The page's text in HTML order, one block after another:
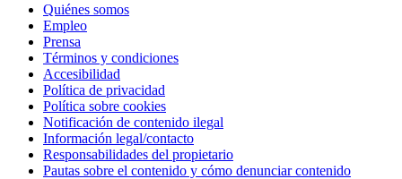
Quiénes somos
Empleo
Prensa
Términos y condiciones
Accesibilidad
Política de privacidad
Política sobre cookies
Notificación de contenido ilegal
Información legal/contacto
Responsabilidades del propietario
Pautas sobre el contenido y cómo denunciar contenido